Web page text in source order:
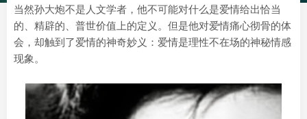
当然孙大炮不是人文学者，他不可能对什么是爱情给出恰当
的、精辟的、普世价值上的定义。但是他对爱情痛心彻骨的体
会，却触到了爱情的神奇妙义：爱情是理性不在场的神秘情感
现象。